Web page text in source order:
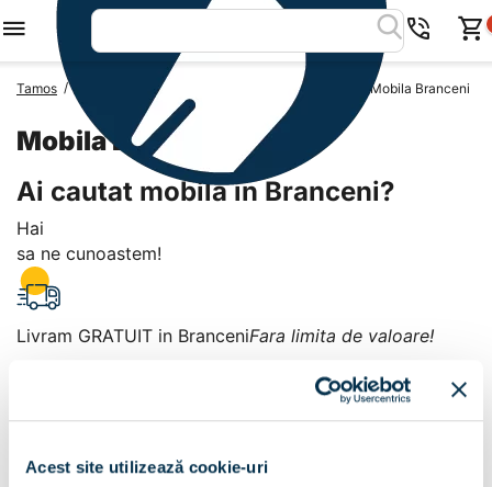
Acest site utilizează cookie-uri
Tamos / Mobila Romania Mobila Judetul Teleorman Mobila Branceni
Mobila Branceni
Ai cautat mobila in Branceni?
Hai
sa ne cunoastem!
Livram GRATUIT in BranceniFara limita de valoare!
Branceni